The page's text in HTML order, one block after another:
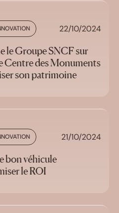
22/10/2024
le Groupe SNCF sur
Centre des Monuments
son patrimoine
21/10/2024
bon véhicule
le ROI